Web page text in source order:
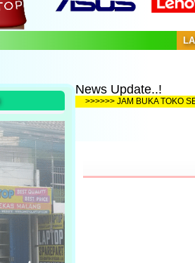
News Update..!
>>>>>> JAM BUKA